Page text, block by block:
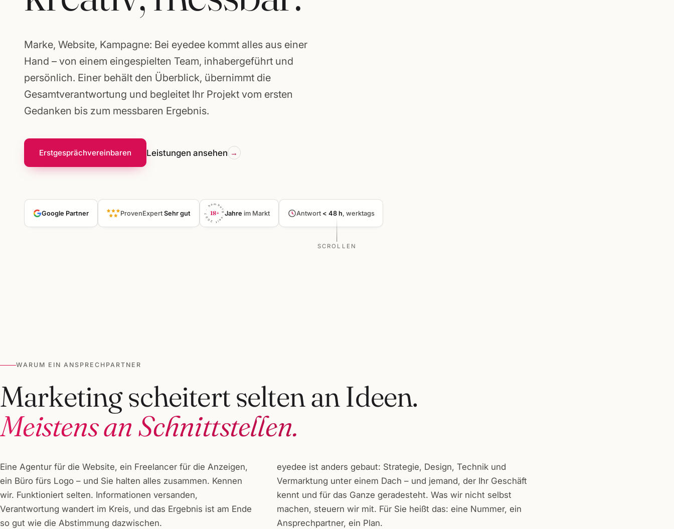
Gründerpakete
Marke, Website, Kampagne: Bei eyedee kommt alles aus einer
Hand – von einem eingespielten Team, inhabergeführt und
persönlich. Einer behält den Überblick, übernimmt die
Gesamtverantwortung und begleitet Ihr Projekt vom ersten
Gedanken bis zum messbaren Ergebnis.
Erstgesprächvereinbaren Leistungen ansehen
Google Partner ProvenExpertSehr gut seit 2007 · hamburg ·
18+ Jahre im Markt Antwort < 48 h, werktags
SCROLLEN
WARUM EIN ANSPRECHPARTNER
Marketing scheitert selten an Ideen.
Meistens an Schnittstellen.
Eine Agentur für die Website, ein Freelancer für die Anzeigen,
ein Büro fürs Logo – und Sie halten alles zusammen. Kennen
wir. Funktioniert selten. Informationen versanden,
Verantwortung wandert im Kreis, und das Ergebnis ist am Ende
so gut wie die Abstimmung dazwischen.
eyedee ist anders gebaut: Strategie, Design, Technik und
Vermarktung unter einem Dach – und jemand, der Ihr Geschäft
kennt und für das Ganze geradesteht. Was wir nicht selbst
machen, steuern wir mit. Für Sie heißt das: eine Nummer, ein
Ansprechpartner, ein Plan.